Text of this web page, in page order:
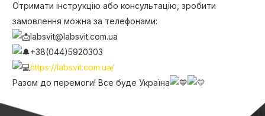
Отримати інструкцію або консультацію, зробити
замовлення можна за телефонами:
labsvit@labsvit.com.ua
+38(044)5920303
https://labsvit.com.ua/
Разом до перемоги! Все буде Україна